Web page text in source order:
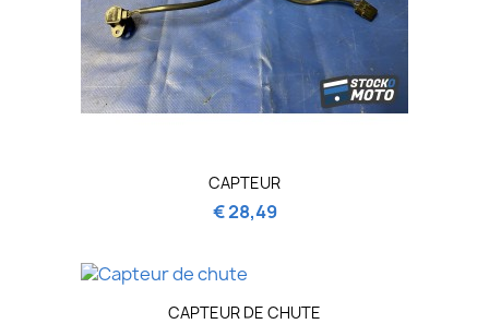
CAPTEUR
€ 28,49
CAPTEUR DE CHUTE